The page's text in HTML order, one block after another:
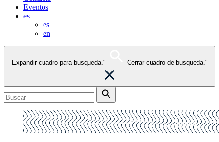
Eventos
es
es
en
Expandir cuadro para busqueda." Cerrar cuadro de busqueda."